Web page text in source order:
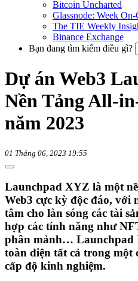
Bitcoin Uncharted
Glassnode: Week On-
The TIE Weekly
Binance Exchange
Bạn đang tìm kiếm điều gì?
Dự án Web3
Nền Tảng All-
năm 2023
01 Tháng 06, 2023 19:55
Launchpad XYZ là một
Web3 cực kỳ độc đáo,
tâm cho làn sóng các tài
hợp các tính năng như
phân mảnh… Launchpad
toàn diện tất cả trong một
cấp độ kinh nghiệm.